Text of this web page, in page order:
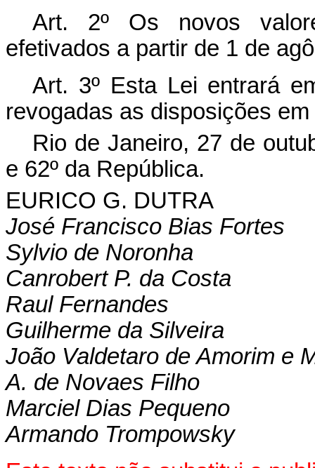
Art. 2º Os novos
efetivados a partir de 1 de
Art. 3º Esta Lei entrará
revogadas as disposições
Rio de Janeiro, 27 de
e 62º da República.
EURICO G. DUTRA
José Francisco Bias Fortes
Sylvio de Noronha
Canrobert P. da Costa
Raul Fernandes
Guilherme da Silveira
João Valdetaro de Amorim e
A. de Novaes Filho
Marciel Dias Pequeno
Armando Trompowsky